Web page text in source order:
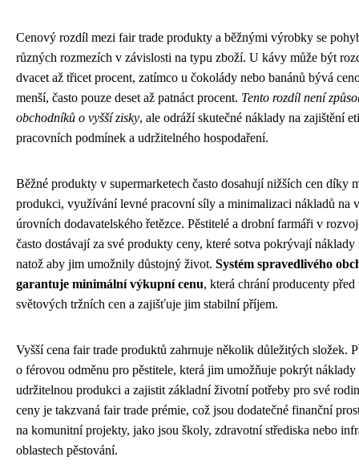
Cenový rozdíl mezi fair trade produkty a běžnými výrobky se
různých rozmezích v závislosti na typu zboží. U kávy může být
dvacet až třicet procent, zatímco u čokolády nebo banánů bývá
menší, často pouze deset až patnáct procent. Tento rozdíl není
obchodníků o vyšší zisky, ale odráží skutečné náklady na zajištění
pracovních podmínek a udržitelného hospodaření.
Běžné produkty v supermarketech často dosahují nižších cen díky
produkci, využívání levné pracovní síly a minimalizaci nákladů na
úrovních dodavatelského řetězce. Pěstitelé a drobní farmáři v
často dostávají za své produkty ceny, které sotva pokrývají
natož aby jim umožnily důstojný život. Systém spravedlivého
garantuje minimální výkupní cenu, která chrání producenty
světových tržních cen a zajišťuje jim stabilní příjem.
Vyšší cena fair trade produktů zahrnuje několik důležitých složek.
o férovou odměnu pro pěstitele, která jim umožňuje pokrýt náklady
udržitelnou produkci a zajistit základní životní potřeby pro své
ceny je takzvaná fair trade prémie, což jsou dodatečné finanční
na komunitní projekty, jako jsou školy, zdravotní střediska nebo
oblastech pěstování.